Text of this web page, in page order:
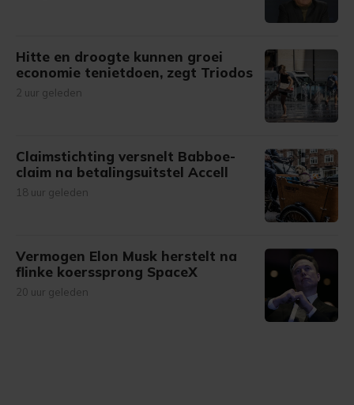
Hitte en droogte kunnen groei
economie tenietdoen, zegt Triodos
2 uur geleden
Claimstichting versnelt Babboe-
claim na betalingsuitstel Accell
18 uur geleden
Vermogen Elon Musk herstelt na
flinke koerssprong SpaceX
20 uur geleden